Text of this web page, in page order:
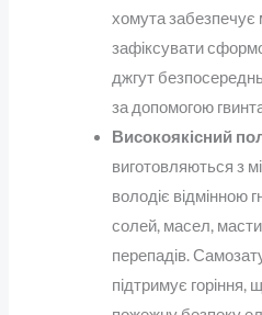
хомута забезпечує
зафіксувати
джгут
за допомогою
Високоякісний
виготовляються з
володіє відмінною
солей, масел,
перепадів.
підтримує горіння,